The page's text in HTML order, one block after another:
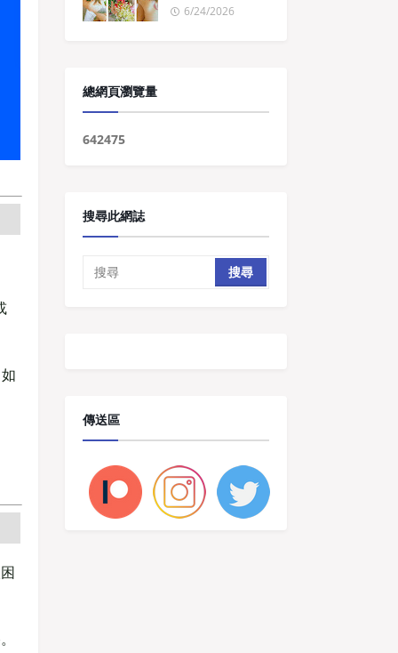
6/24/2026
總網頁瀏覽量
642475
搜尋此網誌
傳送區